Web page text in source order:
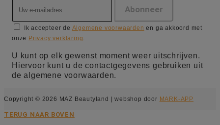
Ik accepteer de Algemene voorwaarden en ga akkoord met
onze Privacy verklaring.
U kunt op elk gewenst moment weer uitschrijven.
Hiervoor kunt u de contactgegevens gebruiken uit
de algemene voorwaarden.
Copyright © 2026 MAZ Beautyland | webshop door MARK-APP
TERUG NAAR BOVEN